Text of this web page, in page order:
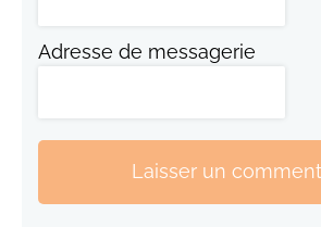
Adresse de messagerie
Laisser un